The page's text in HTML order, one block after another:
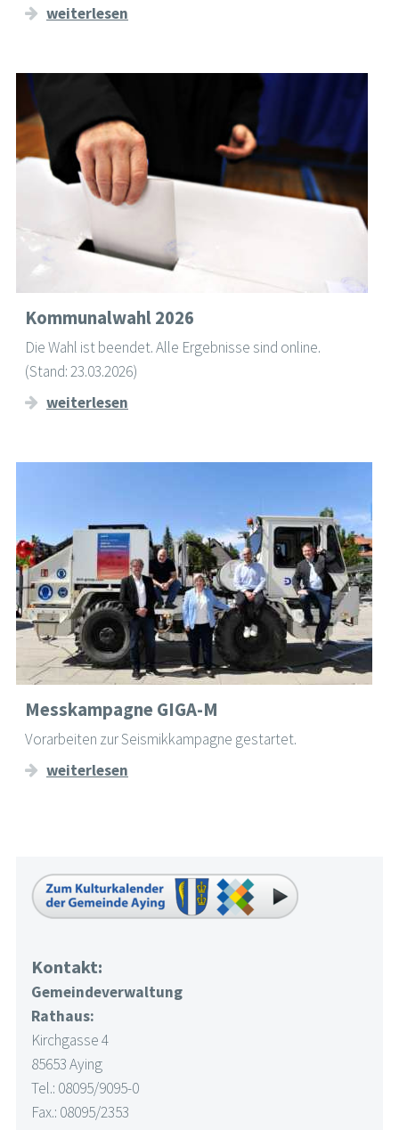
weiterlesen
Kommunalwahl 2026
Die Wahl ist beendet. Alle Ergebnisse sind online.
(Stand: 23.03.2026)
weiterlesen
Messkampagne GIGA-M
Vorarbeiten zur Seismikkampagne gestartet.
weiterlesen
Kontakt:
Gemeindeverwaltung
Rathaus:
Kirchgasse 4
85653 Aying
Tel.: 08095/9095-0
Fax.: 08095/2353